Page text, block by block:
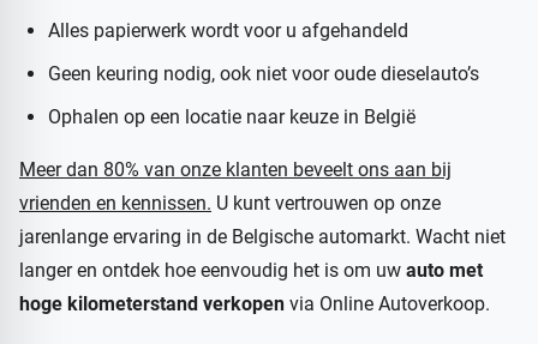
Alles papierwerk wordt voor u afgehandeld
Geen keuring nodig, ook niet voor oude dieselauto’s
Ophalen op een locatie naar keuze in België
Meer dan 80% van onze klanten beveelt ons aan bij
vrienden en kennissen. U kunt vertrouwen op onze
jarenlange ervaring in de Belgische automarkt. Wacht niet
langer en ontdek hoe eenvoudig het is om uw auto met
hoge kilometerstand verkopen via Online Autoverkoop.